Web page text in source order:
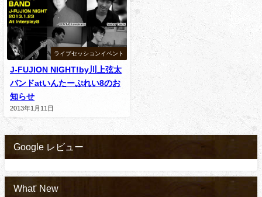
ライブセッションイベント
J-FUJION NIGHT!by川上弦太
バンドatいんたーぷれい8のお
知らせ
2013年1月11日
Google レビュー
What' New